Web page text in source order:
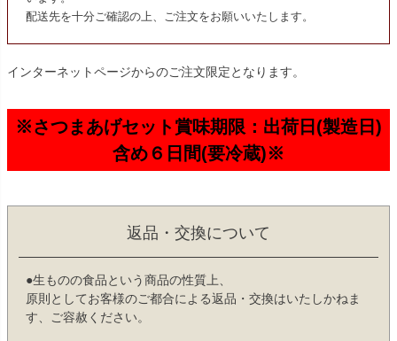
配送先を十分ご確認の上、ご注文をお願いいたします。
インターネットページからのご注文限定となります。
※さつまあげセット賞味期限：出荷日(製造日)
含め６日間(要冷蔵)※
返品・交換について
●生ものの食品という商品の性質上、
原則としてお客様のご都合による返品・交換はいたしかねま
す、ご容赦ください。